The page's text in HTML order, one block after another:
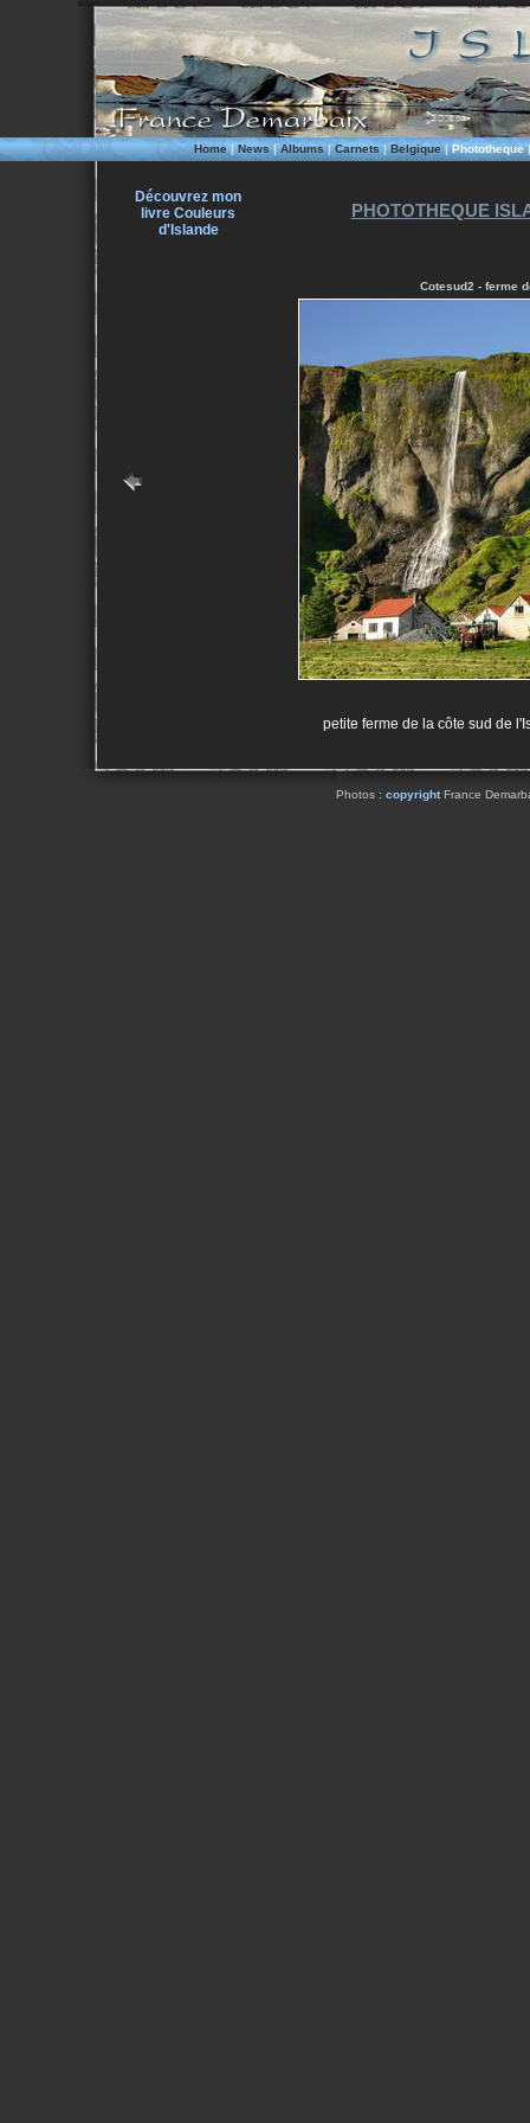
Home|News|Albums|Carnets|Belgique|Phototheque
Découvrez mon
livre Couleurs
d'Islande
PHOTOTHEQUE
Cotesud2 - ferme
petite ferme de la côte sud de
Photos : copyrightFrance